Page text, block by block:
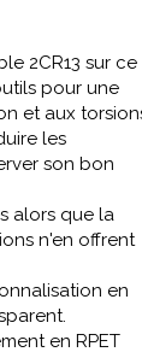
2CR13 sur ce
pour une
et aux
les
son bon
alors que la
n'en offrent
en
en RPET